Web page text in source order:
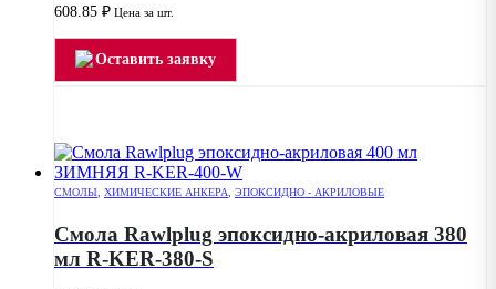
608.85 ₽ Цена за шт.
Оставить заявку
СМОЛЫ ХИМИЧЕСКИЕ АНКЕРА ЭПОКСИДНО - АКРИЛОВЫЕ
Смола Rawlplug эпоксидно-акриловая 380
мл R-KER-380-S